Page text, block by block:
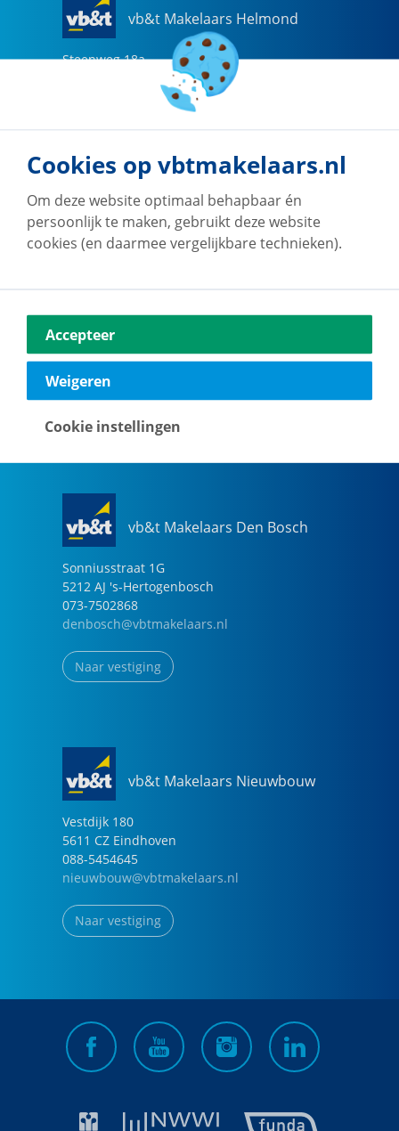
vb&t Makelaars Helmond
Steenweg 18a
helmond@vbtmakelaars.nl
Naar vestiging
Vestdijk 180
5611 CZ Eindhoven
040-2696949
vb&t Makelaars Den Bosch
Sonniusstraat 1G
5212 AJ 's-Hertogenbosch
073-7502868
denbosch@vbtmakelaars.nl
Naar vestiging
vb&t Makelaars Nieuwbouw
Vestdijk 180
5611 CZ Eindhoven
088-5454645
nieuwbouw@vbtmakelaars.nl
Naar vestiging
Cookies op vbtmakelaars.nl
Om deze website optimaal behapbaar én
persoonlijk te maken, gebruikt deze website
cookies (en daarmee vergelijkbare technieken).
Accepteer
Weigeren
Cookie instellingen